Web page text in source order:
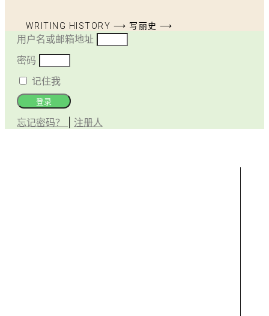
WRITING HISTORY ⟶ 写丽史 ⟶
用户名或邮箱地址
密码
记住我
登录
忘记密码？ 注册人